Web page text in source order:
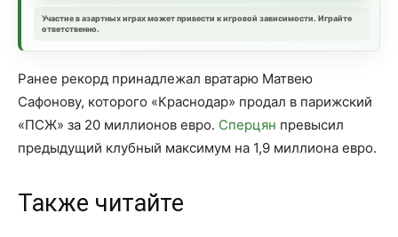
Участие в азартных играх может привести к игровой зависимости. Играйте
ответственно.
Ранее рекорд принадлежал вратарю Матвею
Сафонову, которого «Краснодар» продал в парижский
«ПСЖ» за 20 миллионов евро. Сперцян превысил
предыдущий клубный максимум на 1,9 миллиона евро.
Также читайте